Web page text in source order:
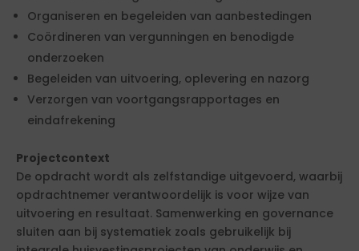
Organiseren en begeleiden van aanbestedingen
Coördineren van vergunningen en benodigde
onderzoeken
Begeleiden van uitvoering, oplevering en nazorg
Verzorgen van voortgangsrapportages en
eindafrekening
Projectcontext
De opdracht wordt als zelfstandige uitgevoerd, waarbij
opdrachtnemer verantwoordelijk is voor wijze van
uitvoering en resultaat. Samenwerking en governance
sluiten aan bij systematiek zoals gebruikelijk bij